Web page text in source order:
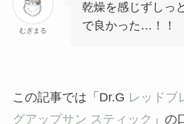
むぎまる
乾燥を感じずしっ
で良かった…！！
この記事では「Dr.G レッドブ
グアップサン スティック 」の